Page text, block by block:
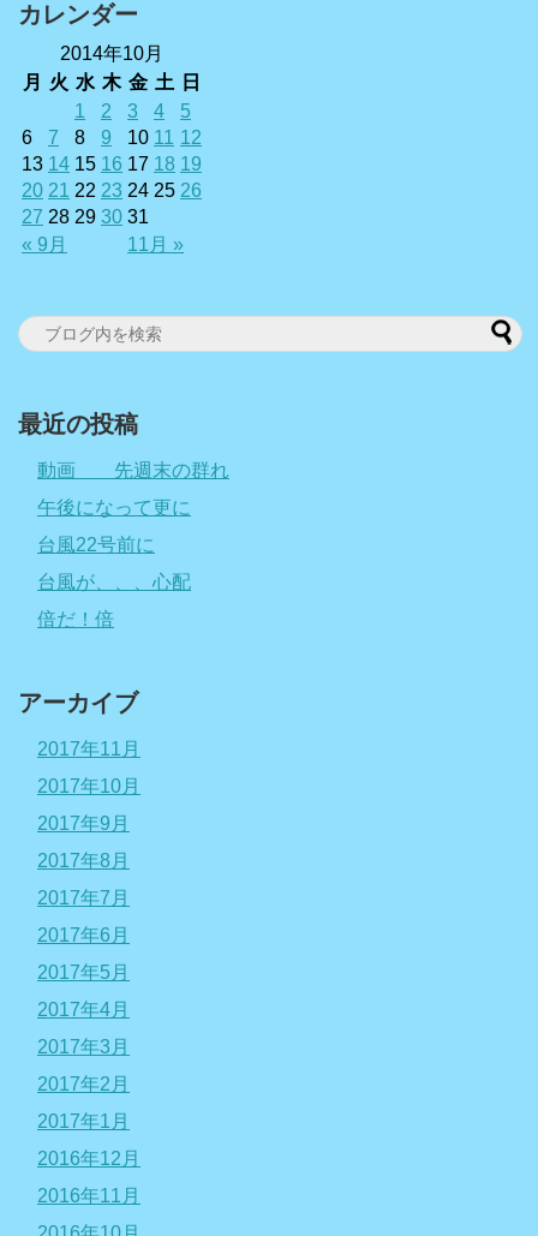
カレンダー
2014年10月
月
火 水 木 金 土 日
« 9月 11月 »
1 2 3 4
5
6
7 8 9 10 11 12
13 14 15 16 17 18 19
20 21 22 23 24 25 26
27 28 29 30 31
最近の投稿
動画 先週末の群れ
午後になって更に
台風22号前に
台風が、、、心配
倍だ！倍
アーカイブ
2017年11月
2017年10月
2017年9月
2017年8月
2017年7月
2017年6月
2017年5月
2017年4月
2017年3月
2017年2月
2017年1月
2016年12月
2016年11月